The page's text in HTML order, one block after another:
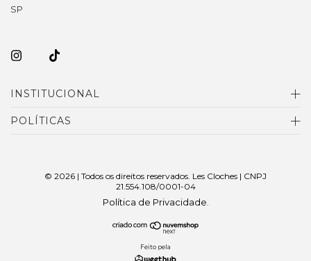
SP
INSTITUCIONAL
POLÍTICAS
© 2026 | Todos os direitos reservados. Les Cloches | CNPJ
21.554.108/0001-04
Política de Privacidade
Feito pela